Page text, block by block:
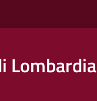
Lombardia